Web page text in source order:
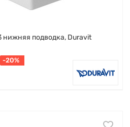
нижняя подводка, Duravit
-20%